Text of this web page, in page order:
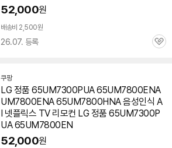
52,000원
배송비 2,500원
26.07. 등록
관
쿠팡
LG 정품 65UM7300PUA 65UM7800ENA
UM7800ENA65UM7800HNA음성인식 A
I 넷플릭스 TV 리모컨 LG 정품 65UM7300P
UA 65UM7800EN
52,000원